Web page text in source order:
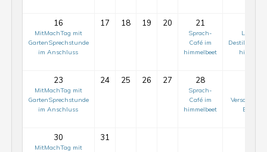
16
MitMachTag mit
GartenSprechstunde
im Anschluss
17 18 19 20 21
Sprach-
Café im
himmelbeet
23
MitMachTag mit
GartenSprechstunde
im Anschluss
24 25 26 27 28
Sprach-
Café im
himmelbeet
30
MitMachTag mit
31
Mit-